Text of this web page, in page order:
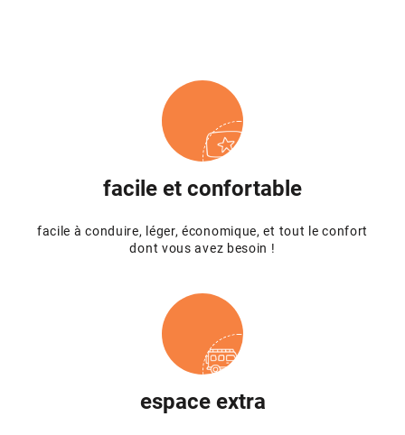
facile et confortable
facile à conduire, léger, économique, et tout le confort
dont vous avez besoin !
espace extra